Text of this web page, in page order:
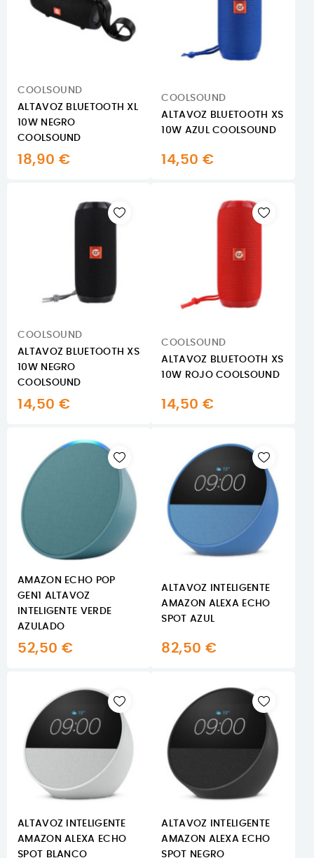
COOLSOUND
ALTAVOZ BLUETOOTH XL
10W NEGRO
COOLSOUND
18,90 €
COOLSOUND
ALTAVOZ BLUETOOTH XS
10W AZUL COOLSOUND
14,50 €
COOLSOUND
ALTAVOZ BLUETOOTH XS
10W NEGRO
COOLSOUND
14,50 €
COOLSOUND
ALTAVOZ BLUETOOTH XS
10W ROJO COOLSOUND
14,50 €
AMAZON ECHO POP
GEN1 ALTAVOZ
INTELIGENTE VERDE
AZULADO
52,50 €
ALTAVOZ INTELIGENTE
AMAZON ALEXA ECHO
SPOT AZUL
82,50 €
ALTAVOZ INTELIGENTE
AMAZON ALEXA ECHO
SPOT BLANCO
ALTAVOZ INTELIGENTE
AMAZON ALEXA ECHO
SPOT NEGRO